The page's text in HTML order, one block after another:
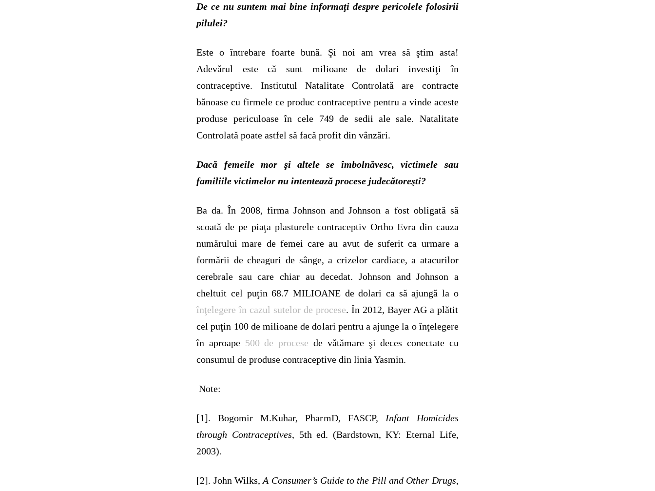
De ce nu suntem mai bine informaţi despre pericolele folosirii
pilulei?
Este o întrebare foarte bună. Şi noi am vrea să ştim asta!
Adevărul este că sunt milioane de dolari investiţi în
contraceptive. Institutul Natalitate Controlată are contracte
bănoase cu firmele ce produc contraceptive pentru a vinde aceste
produse periculoase în cele 749 de sedii ale sale. Natalitate
Controlată poate astfel să facă profit din vânzări.
Dacă femeile mor şi altele se îmbolnăvesc, victimele sau
familiile victimelor nu intentează procese judecătoreşti?
Ba da. În 2008, firma Johnson and Johnson a fost obligată să
scoată de pe piaţa plasturele contraceptiv Ortho Evra din cauza
numărului mare de femei care au avut de suferit ca urmare a
formării de cheaguri de sânge, a crizelor cardiace, a atacurilor
cerebrale sau care chiar au decedat. Johnson and Johnson a
cheltuit cel puţin 68.7 MILIOANE de dolari ca să ajungă la o
înţelegere în cazul sutelor de procese. În 2012, Bayer AG a plătit
cel puţin 100 de milioane de dolari pentru a ajunge la o înţelegere
în aproape 500 de procese de vătămare şi deces conectate cu
consumul de produse contraceptive din linia Yasmin.
Note:
[1]. Bogomir M.Kuhar, PharmD, FASCP, Infant Homicides
through Contraceptives, 5th ed. (Bardstown, KY: Eternal Life,
2003).
[2]. John Wilks,A Consumer’s Guide to the Pill and Other Drugs,